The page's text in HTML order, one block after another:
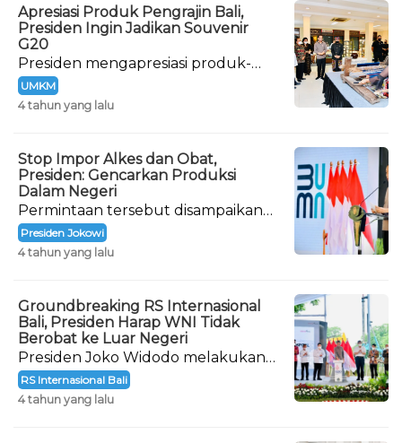
Apresiasi Produk Pengrajin Bali,
Presiden Ingin Jadikan Souvenir
G20
Presiden mengapresiasi produk-
produk buatan para pelaku
Industri Kecil Menengah (IKM) di
UMKM
4 tahun yang lalu
Stop Impor Alkes dan Obat,
Presiden: Gencarkan Produksi
Dalam Negeri
Permintaan tersebut disampaikan
langsung oleh Presiden Joko
Widodo saat meresmikan
Internasional Bali.
Presiden Jokowi
4 tahun yang lalu
Groundbreaking RS Internasional
Bali, Presiden Harap WNI Tidak
Berobat ke Luar Negeri
Presiden Joko Widodo melakukan
peletakan batu pertama atau
groundbreaking Rumah Sakit (RS)
RS Internasional Bali
4 tahun yang lalu